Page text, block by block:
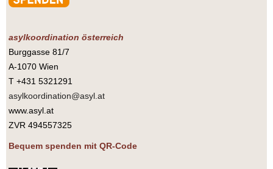
asylkoordination österreich
Burggasse 81/7
A-1070 Wien
T +431 5321291
asylkoordination@asyl.at
www.asyl.at
ZVR 494557325
Bequem spenden mit QR-Code